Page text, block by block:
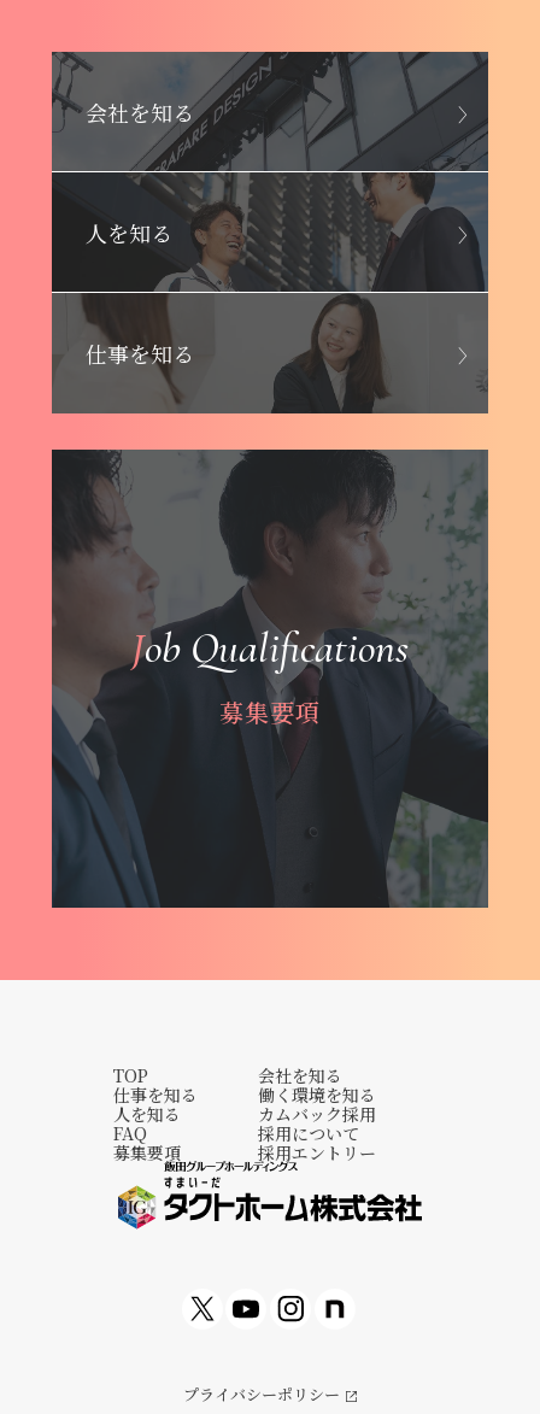
会社を知る
人を知る
仕事を知る
Job Qualifications
募集要項
TOP
会社を知る
仕事を知る
働く環境を知る
人を知る
カムバック採用
FAQ
採用について
募集要項
採用エントリー
プライバシーポリシー